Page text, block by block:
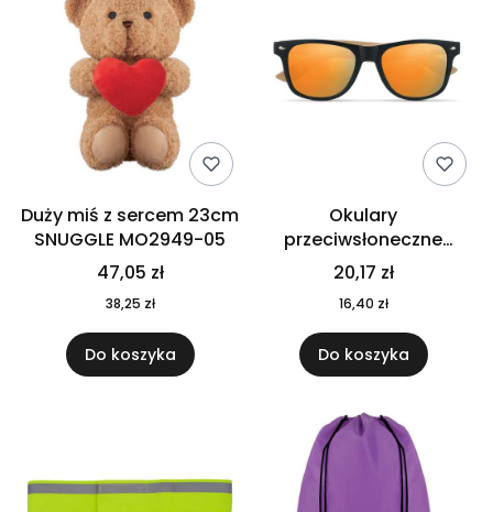
Duży miś z sercem 23cm
SNUGGLE MO2949-05
47,05 zł
38,25 zł
Do koszyka
Okulary
przeciwsłoneczne
CALIFORNIA TOUCH
MO9617-10
20,17 zł
16,40 zł
Do koszyka